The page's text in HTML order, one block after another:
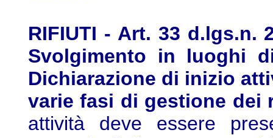
RIFIUTI - Art. 33 d.lgs.n.
Svolgimento in luoghi
Dichiarazione di inizio
varie fasi di gestione dei
attività deve essere